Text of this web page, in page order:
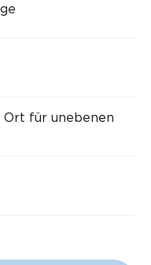
für unebenen